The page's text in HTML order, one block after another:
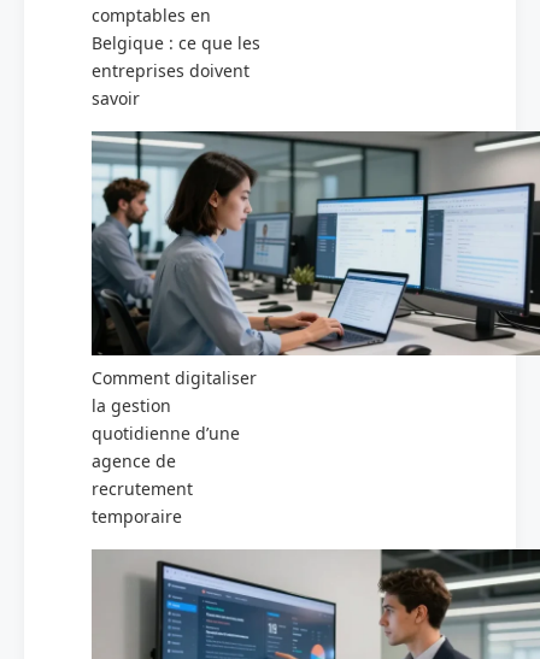
comptables en
Belgique : ce que les
entreprises doivent
savoir
Comment digitaliser
la gestion
quotidienne d’une
agence de
recrutement
temporaire